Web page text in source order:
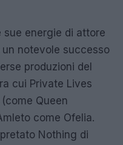
sue energie di attore
notevole successo
produzioni del
cui Private Lives
Queen
come Ofelia.
Nothing di